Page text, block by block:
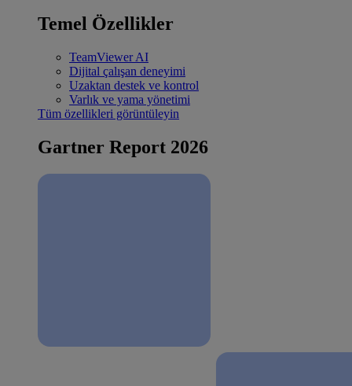
Temel Özellikler
TeamViewer AI
Dijital çalışan deneyimi
Uzaktan destek ve kontrol
Varlık ve yama yönetimi
Tüm özellikleri görüntüleyin
Gartner Report 2026